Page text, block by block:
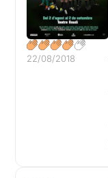
22/08/2018